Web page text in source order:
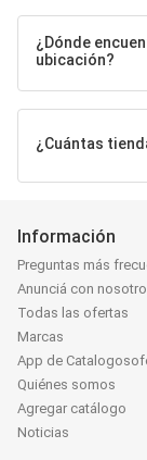
¿Dónde
ubicación?
¿Cuántas
Información
Preguntas más
Anunciá con
Todas las ofertas
Marcas
App de
Quiénes somos
Agregar catálogo
Noticias